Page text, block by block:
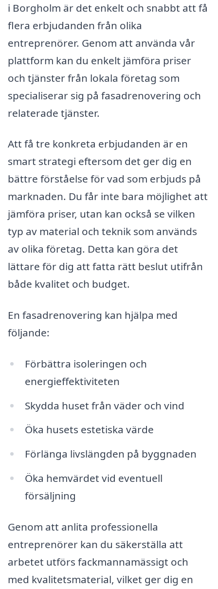
i Borgholm är det enkelt och snabbt att få
flera erbjudanden från olika
entreprenörer. Genom att använda vår
plattform kan du enkelt jämföra priser
och tjänster från lokala företag som
specialiserar sig på fasadrenovering och
relaterade tjänster.
Att få tre konkreta erbjudanden är en
smart strategi eftersom det ger dig en
bättre förståelse för vad som erbjuds på
marknaden. Du får inte bara möjlighet att
jämföra priser, utan kan också se vilken
typ av material och teknik som används
av olika företag. Detta kan göra det
lättare för dig att fatta rätt beslut utifrån
både kvalitet och budget.
En fasadrenovering kan hjälpa med
följande:
Förbättra isoleringen och
energieffektiviteten
Skydda huset från väder och vind
Öka husets estetiska värde
Förlänga livslängden på byggnaden
Öka hemvärdet vid eventuell
försäljning
Genom att anlita professionella
entreprenörer kan du säkerställa att
arbetet utförs fackmannamässigt och
med kvalitetsmaterial, vilket ger dig en